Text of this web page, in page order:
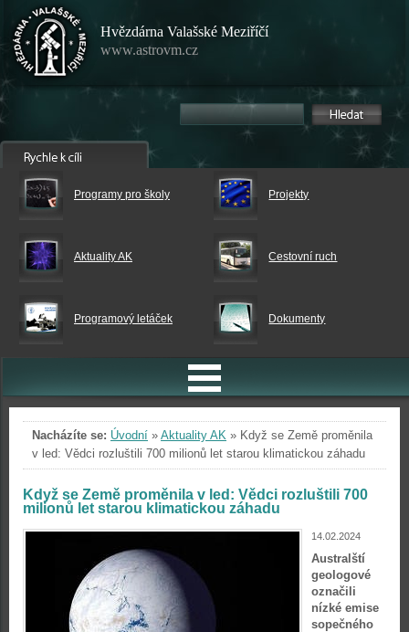
Hvězdárna Valašské Meziříčí
www.astrovm.cz
Programy pro školy Projekty
Aktuality AK Cestovní ruch
Programový letáček Dokumenty
Nacházíte se: Úvodní » Aktuality AK » Když se Země proměnila
v led: Vědci rozluštili 700 milionů let starou klimatickou záhadu
Když se Země proměnila v led: Vědci rozluštili 700
milionů let starou klimatickou záhadu
14.02.2024
Australští
geologové
označili
nízké emise
sopečného